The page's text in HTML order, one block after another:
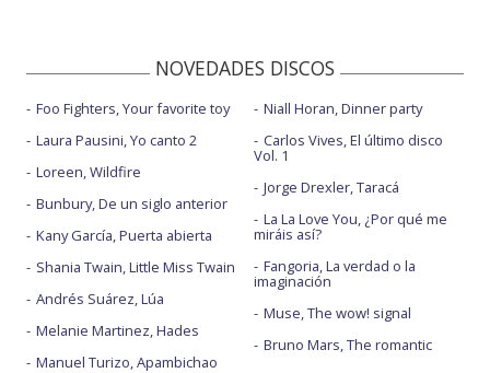
NOVEDADES DISCOS
Foo Fighters, Your favorite toy
Laura Pausini, Yo canto 2
Loreen, Wildfire
Bunbury, De un siglo anterior
Kany García, Puerta abierta
Shania Twain, Little Miss Twain
Andrés Suárez, Lúa
Melanie Martinez, Hades
Manuel Turizo, Apambichao
Niall Horan, Dinner party
Carlos Vives, El último disco
Vol. 1
Jorge Drexler, Taracá
La La Love You, ¿Por qué me
miráis así?
Fangoria, La verdad o la
imaginación
Muse, The wow! signal
Bruno Mars, The romantic